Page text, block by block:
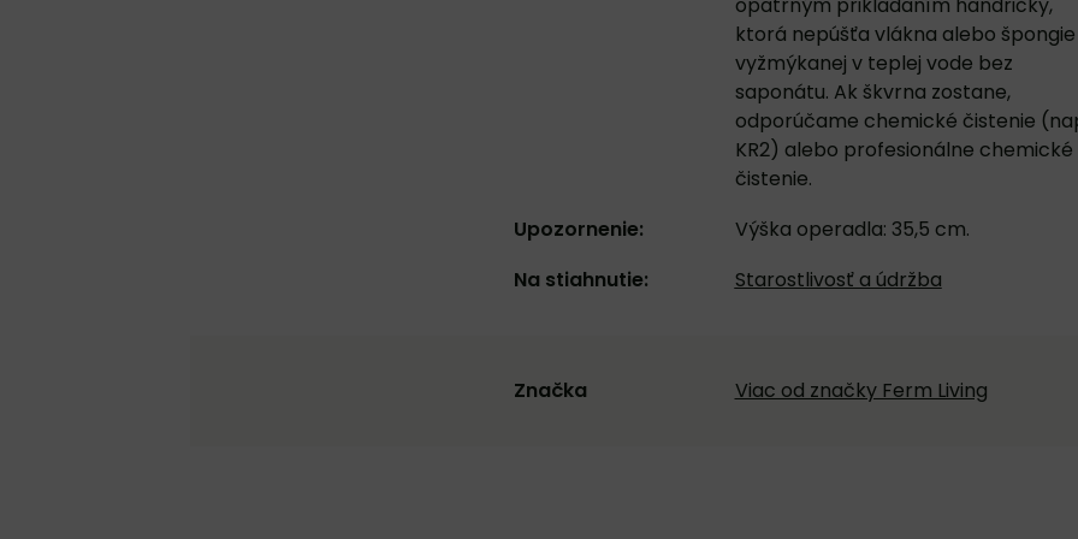
ktorá nepúšťa vlákna alebo špongie
vyžmýkanej v teplej vode bez
saponátu. Ak škvrna zostane,
odporúčame chemické čistenie
KR2) alebo profesionálne chemické
čistenie.
Upozornenie:
Výška operadla: 35,5 cm.
Na stiahnutie:
Starostlivosť a údržba
Značka Viac od značky Ferm Living